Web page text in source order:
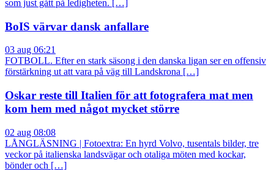
som just gått på ledigheten. […]
BoIS värvar dansk anfallare
03 aug 06:21
FOTBOLL. Efter en stark säsong i den danska ligan ser en offensiv
förstärkning ut att vara på väg till Landskrona […]
Oskar reste till Italien för att fotografera mat men
kom hem med något mycket större
02 aug 08:08
LÅNGLÄSNING | Fotoextra: En hyrd Volvo, tusentals bilder, tre
veckor på italienska landsvägar och otaliga möten med kockar,
bönder och […]